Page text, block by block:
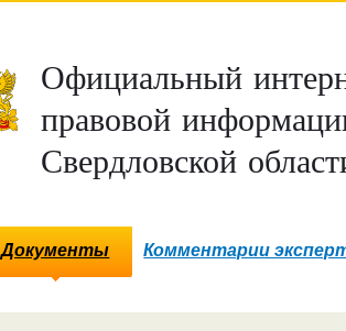
Официальный
правовой
Свердловской
Документы Комментарии